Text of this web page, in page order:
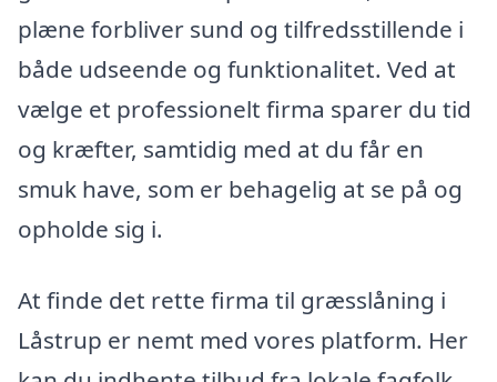
plæne forbliver sund og tilfredsstillende i
både udseende og funktionalitet. Ved at
vælge et professionelt firma sparer du tid
og kræfter, samtidig med at du får en
smuk have, som er behagelig at se på og
opholde sig i.
At finde det rette firma til græsslåning i
Låstrup er nemt med vores platform. Her